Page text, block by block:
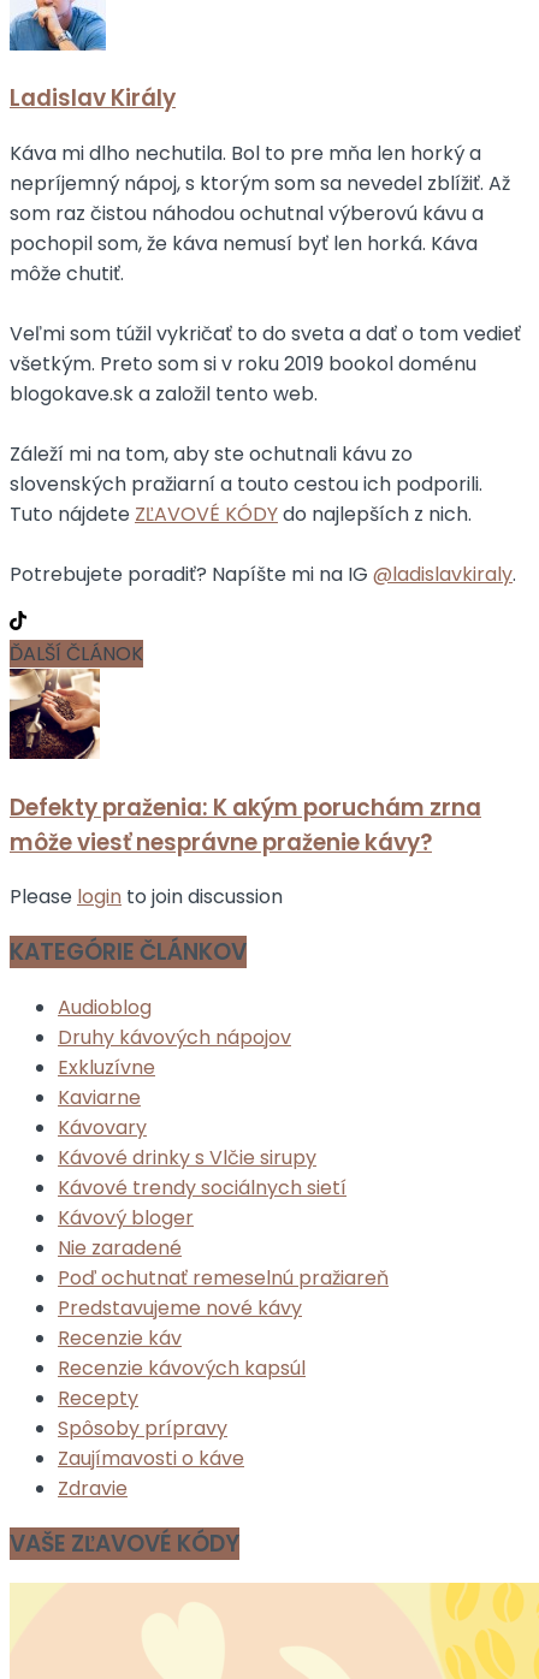
Ladislav Király
Káva mi dlho nechutila. Bol to pre mňa len horký a
nepríjemný nápoj, s ktorým som sa nevedel zblížiť. Až
som raz čistou náhodou ochutnal výberovú kávu a
pochopil som, že káva nemusí byť len horká. Káva
môže chutiť.
Veľmi som túžil vykričať to do sveta a dať o tom vedieť
všetkým. Preto som si v roku 2019 bookol doménu
blogokave.sk a založil tento web.
Záleží mi na tom, aby ste ochutnali kávu zo
slovenských pražiarní a touto cestou ich podporili.
Tuto nájdete ZĽAVOVÉ KÓDYdo najlepších z nich.
Potrebujete poradiť? Napíšte mi na IG @ladislavkiraly.
ĎALŠÍ ČLÁNOK
Defekty praženia: K akým poruchám zrna
môže viesť nesprávne praženie kávy?
Please login to join discussion
KATEGÓRIE ČLÁNKOV
Audioblog
Druhy kávových nápojov
Exkluzívne
Kaviarne
Kávovary
Kávové drinky s Vlčie sirupy
Kávové trendy sociálnych sietí
Kávový bloger
Nie zaradené
Poď ochutnať remeselnú pražiareň
Predstavujeme nové kávy
Recenzie káv
Recenzie kávových kapsúl
Recepty
Spôsoby prípravy
Zaujímavosti o káve
Zdravie
VAŠE ZĽAVOVÉ KÓDY